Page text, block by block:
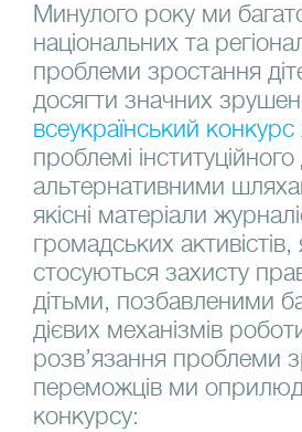
Минулого року ми
національних та
проблеми зростання
досягти значних
всеукраїнський
проблемі
альтернативними
якісні матеріали
громадських
стосуються захисту
дітьми, позбавленими
дієвих механізмів
розв’язання проблеми
переможців ми
конкурсу: